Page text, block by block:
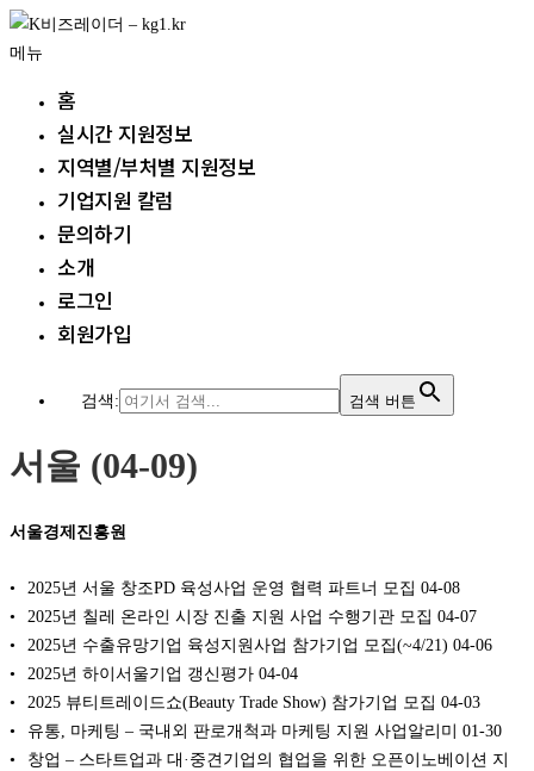
내
용
메뉴
홈
실시간 지원정보
지역별/부처별 지원정보
기업지원 칼럼
문의하기
소개
로그인
회원가입
검색: 검색 버튼
서울 (04-09)
서울경제진흥원
2025년 서울 창조PD 육성사업 운영 협력 파트너 모집 04-08
2025년 칠레 온라인 시장 진출 지원 사업 수행기관 모집 04-07
2025년 수출유망기업 육성지원사업 참가기업 모집(~4/21) 04-06
2025년 하이서울기업 갱신평가 04-04
2025 뷰티트레이드쇼(Beauty Trade Show) 참가기업 모집 04-03
유통, 마케팅 – 국내외 판로개척과 마케팅 지원 사업알리미 01-30
창업 – 스타트업과 대·중견기업의 협업을 위한 오픈이노베이션 지